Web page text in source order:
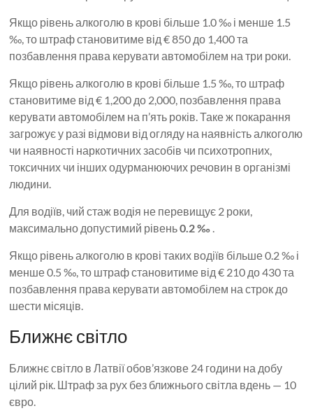
Якщо рівень алкоголю в крові більше 1.0 ‰ і менше 1.5
‰, то штраф становитиме від € 850 до 1,400 та
позбавлення права керувати автомобілем на три роки.
Якщо рівень алкоголю в крові більше 1.5 ‰, то штраф
становитиме від € 1,200 до 2,000, позбавлення права
керувати автомобілем на п’ять років. Таке ж покарання
загрожує у разі відмови від огляду на наявність алкоголю
чи наявності наркотичних засобів чи психотропних,
токсичних чи інших одурманюючих речовин в організмі
людини.
Для водіїв, чий стаж водія не перевищує 2 роки,
максимально допустимий рівень0.2 ‰ .
Якщо рівень алкоголю в крові таких водіїв більше 0.2 ‰ і
менше 0.5 ‰, то штраф становитиме від € 210 до 430 та
позбавлення права керувати автомобілем на строк до
шести місяців.
Ближнє світло
Ближнє світло в Латвії обов’язкове 24 години на добу
цілий рік. Штраф за рух без ближнього світла вдень — 10
євро.